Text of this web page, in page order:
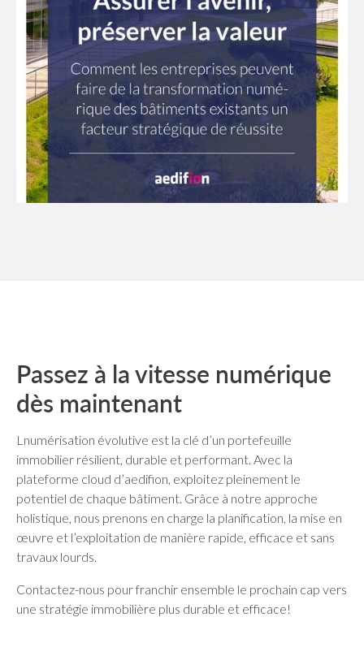
Passez à la vitesse numérique
dès maintenant
Lnumérisation évolutive est la clé d’un portefeuille
immobilier résilient, durable et performant. Avec la
plateforme cloud d’aedifion, exploitez pleinement le
potentiel de chaque bâtiment. Grâce à notre approche
holistique, nous prenons en charge la planification, la mise en
œuvre et l’exploitation de manière rapide, efficace et sans
travaux lourds.
Contactez-nous pour franchir ensemble le prochain cap vers
une stratégie immobilière plus durable et efficace!